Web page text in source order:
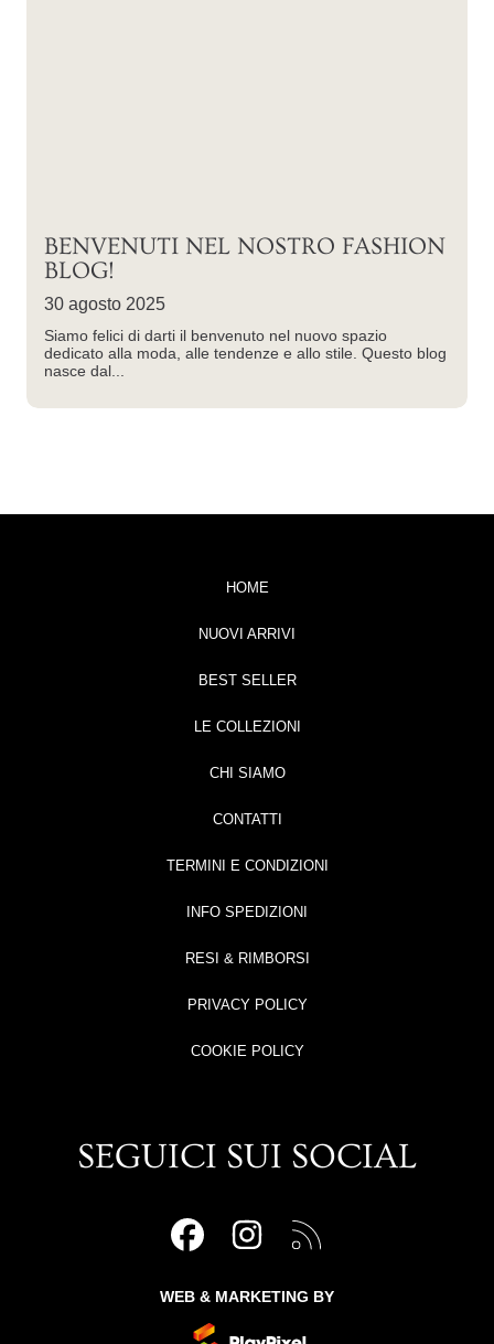
BENVENUTI NEL NOSTRO FASHION
BLOG!
30 agosto 2025
Siamo felici di darti il benvenuto nel nuovo spazio
dedicato alla moda, alle tendenze e allo stile. Questo blog
nasce dal...
HOME
NUOVI ARRIVI
BEST SELLER
LE COLLEZIONI
CHI SIAMO
CONTATTI
TERMINI E CONDIZIONI
INFO SPEDIZIONI
RESI & RIMBORSI
PRIVACY POLICY
COOKIE POLICY
SEGUICI SUI SOCIAL
FACEBOOKINSTAGRAM
WEB & MARKETING BY